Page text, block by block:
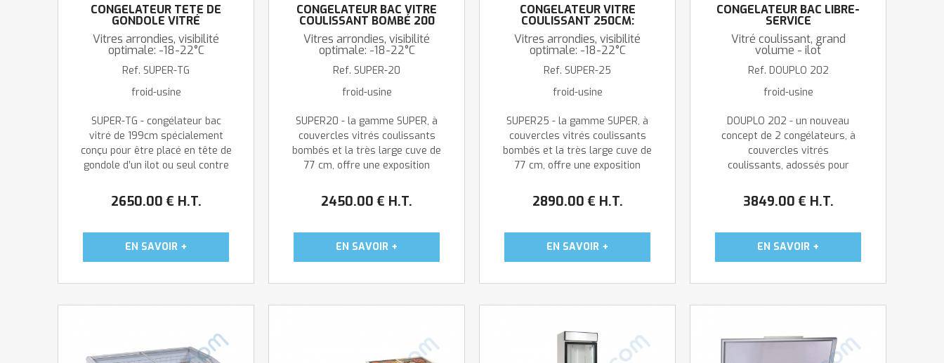
CONGÉLATEUR TÊTE DE
GONDOLE VITRÉ
COULISSANT: DEGIVRAGE
AUTOMATIQUE
Vitres arrondies, visibilité
optimale: -18-22°C
Ref. SUPER-TG
froid-usine
2650.00 € H.T.
SUPER-TG - congélateur bac
vitré de 199cm spécialement
conçu pour être placé en tête de
gondole d’un ilot ou seul contre
inclinées et arrondies dans les
deux dimensions. Idéal
CONGÉLATEUR BAC VITRÉ
COULISSANT BOMBÉ 200
CM: DEGIVRAGE
AUTOMATIQUE
Vitres arrondies, visibilité
optimale: -18-22°C
Ref. SUPER-20
froid-usine
2450.00 € H.T.
SUPER20 - la gamme SUPER, à
couvercles vitrés coulissants
bombés et la très large cuve de
77 cm, offre une exposition
surgelés. Dégivrage
automatique avec réévaporation
congélateurs SUPER ...
CONGÉLATEUR VITRÉ
COULISSANT 250CM:
DEGIVRAGE AUTOMATIQUE
Vitres arrondies, visibilité
optimale: -18-22°C
Ref. SUPER-25
froid-usine
2890.00 € H.T.
SUPER25 - la gamme SUPER, à
couvercles vitrés coulissants
bombés et la très large cuve de
77 cm, offre une exposition
surgelés. Dégivrage
automatique avec réévaporation
congélateurs SUPER ...
CONGELATEUR BAC LIBRE-
SERVICE
Vitré coulissant, grand
volume - ilot
Ref. DOUPLO 202
froid-usine
3849.00 € H.T.
DOUPLO 202 - un nouveau
concept de 2 congélateurs, à
couvercles vitrés
coulissants, adossés pour
grand volume pour un espace
minimum. Double éclairage LED
de vos produits. Consommation
...